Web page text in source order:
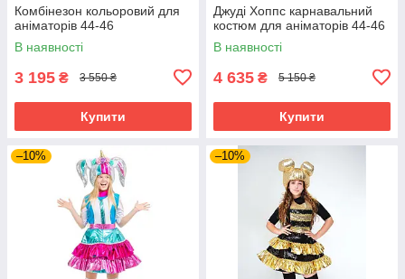
Комбінезон кольоровий для
аніматорів 44-46
В наявності
3 195 ₴ 3 550 ₴
Купити
Джуді Хоппс карнавальний
костюм для аніматорів 44-46
В наявності
4 635 ₴ 5 150 ₴
Купити
–10% –10%